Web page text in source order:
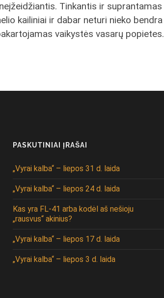
Tinkantis ir suprantamas
kailiniai ir dabar neturi nieko bendra
vaikystės vasarų popietes.
PASKUTINIAI ĮRAŠAI
„Vyrai kalba“ – liepos 31 d. laida
„Vyrai kalba“ – liepos 24 d. laida
Kas yra FL-41 arba kodėl aš nešioju
„rausvus“ akinius?
„Vyrai kalba“ – liepos 17 d. laida
„Vyrai kalba“ – liepos 3 d. laida